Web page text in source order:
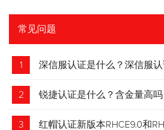
常见问题
1 深信服认证是什么？深信服
2 锐捷认证是什么？含金量高吗
3 红帽认证新版本RHCE9.0和